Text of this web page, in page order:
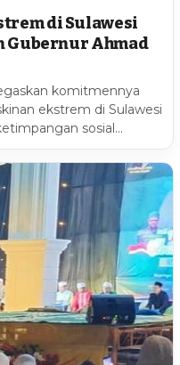
di Sulawesi
Gubernur Ahmad
komitmennya
ekstrem di Sulawesi
sosial…